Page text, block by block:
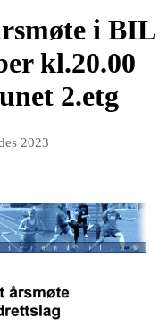
i BIL
kl.20.00
2.etg
2023